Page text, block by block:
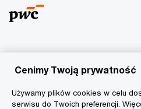
© 2015 - 2026 PwC. Wszelkie
PwC odnosi się do firm
informacji na stronie
Cenimy Twoją prywatność
Używamy plików cookies w celu
serwisu do Twoich preferencji.